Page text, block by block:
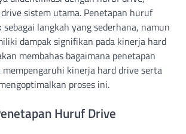
sistem utama. Penetapan huruf
langkah yang sederhana, namun
dampak signifikan pada kinerja hard
membahas bagaimana penetapan
kinerja hard drive serta
proses ini.
Huruf Drive